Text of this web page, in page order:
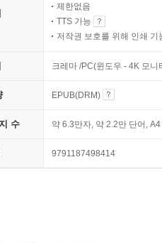
제한없음
TTS 가능
저작권 보호를 위해 인쇄 기
크레마 /PC(윈도우 - 4K 모
EPUB(DRM)
수 약 6.3만자, 약 2.2만 단어,
9791187498414